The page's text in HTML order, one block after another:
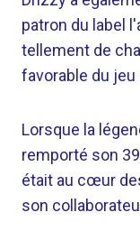
patron du label
tellement de
favorable du jeu
Lorsque la
remporté son
était au cœur
son